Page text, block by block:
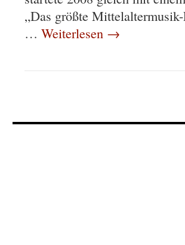
„Das größte
… Weiterlesen →